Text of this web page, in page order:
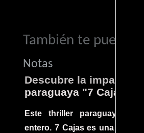
También te puede
Notas
Descubre la
paraguaya "7 Cajas"
Este thriller paraguayo
entero. 7 Cajas es una